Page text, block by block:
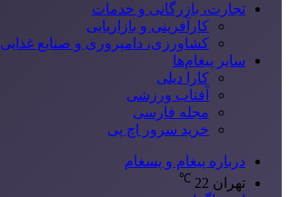
تجارت، بازرگانی و خدمات
کارآفرینی و بازاریابی
کشاورزی، دامپروری و صنایع غذایی
سایر پیغام‌ها
کارا دیلی
آفتاب ورزشی
مجله فارسی
خرید سرور اچ پی
درباره پیغام و پسغام
تهران 22
℃